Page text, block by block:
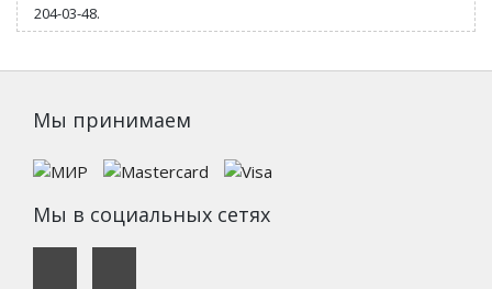
204-03-48.
Мы принимаем
Мы в социальных сетях